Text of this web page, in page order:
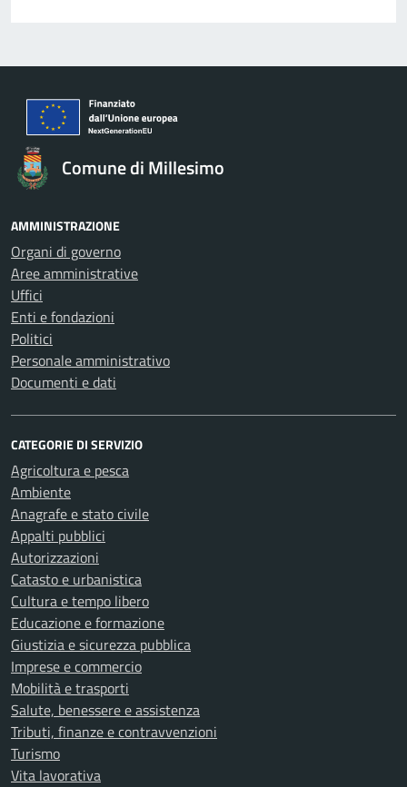
Comune di Millesimo
AMMINISTRAZIONE
Organi di governo
Aree amministrative
Uffici
Enti e fondazioni
Politici
Personale amministrativo
Documenti e dati
CATEGORIE DI SERVIZIO
Agricoltura e pesca
Ambiente
Anagrafe e stato civile
Appalti pubblici
Autorizzazioni
Catasto e urbanistica
Cultura e tempo libero
Educazione e formazione
Giustizia e sicurezza pubblica
Imprese e commercio
Mobilità e trasporti
Salute, benessere e assistenza
Tributi, finanze e contravvenzioni
Turismo
Vita lavorativa